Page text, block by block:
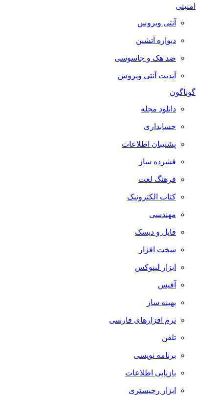
آنتی ویروس
دیواره آتشین
ضد هک و جاسوسی
آپدیت آنتی ویروس
گوناگون
دانلود مجله
حسابداری
پشتیبان اطلاعات
فشرده ساز
فرهنگ لغت
کتاب الکترونیک
مهندسی
فایل و دیسک
سخت افزار
ابزار لینوکس
آفیس
بهینه ساز
نرم افزارهای فارسی
تلفن
برنامه نویسی
بازیابی اطلاعات
ابزار رجیستری